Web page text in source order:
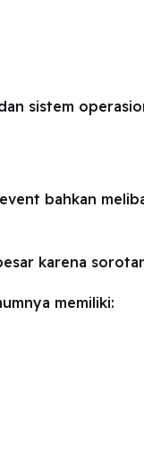
sistem
bahkan
karena
memiliki: